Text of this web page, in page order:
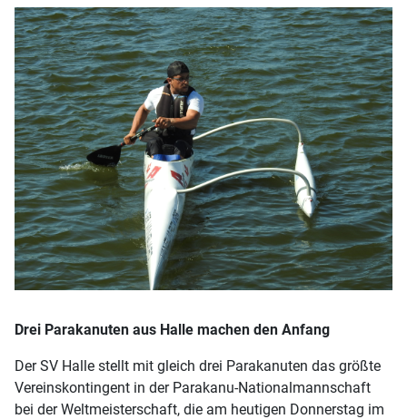
Drei Parakanuten aus Halle machen den Anfang
Der SV Halle stellt mit gleich drei Parakanuten das größte
Vereinskontingent in der Parakanu-Nationalmannschaft
bei der Weltmeisterschaft, die am heutigen Donnerstag im